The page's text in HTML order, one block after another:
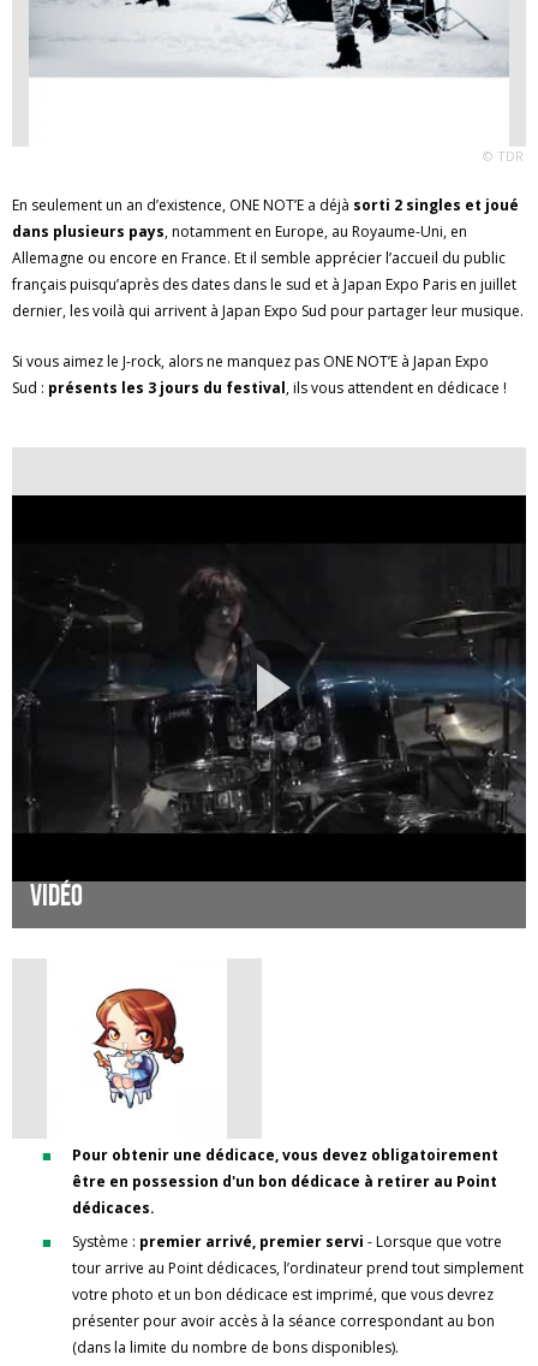
© TDR
En seulement un an d’existence, ONE NOT’E a déjà sorti 2 singles et joué
dans plusieurs pays, notamment en Europe, au Royaume-Uni, en
Allemagne ou encore en France. Et il semble apprécier l’accueil du public
français puisqu’après des dates dans le sud et à Japan Expo Paris en juillet
dernier, les voilà qui arrivent à Japan Expo Sud pour partager leur musique.
Si vous aimez le J-rock, alors ne manquez pas ONE NOT’E à Japan Expo
Sud : présents les 3 jours du festival, ils vous attendent en dédicace !
Vidéo
Pour obtenir une dédicace, vous devez obligatoirement
être en possession d'un bon dédicace à retirer au Point
dédicaces.
Système : premier arrivé, premier servi - Lorsque que votre
tour arrive au Point dédicaces, l’ordinateur prend tout simplement
votre photo et un bon dédicace est imprimé, que vous devrez
présenter pour avoir accès à la séance correspondant au bon
(dans la limite du nombre de bons disponibles).